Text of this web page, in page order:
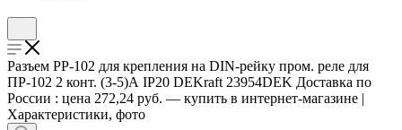
Разъем РР-102 для крепления на DIN-рейку пром. реле для
ПР-102 2 конт. (3-5)А IP20 DEKraft 23954DEK Доставка по
России : цена 272,24 руб. — купить в интернет-магазине |
Характеристики, фото